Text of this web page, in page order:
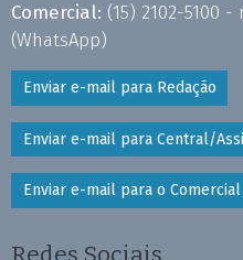
Comercial: (15) 2102-5100
(WhatsApp)
Enviar e-mail para Redação
Enviar e-mail para Central/
Enviar e-mail para o Comercial
Redes Sociais